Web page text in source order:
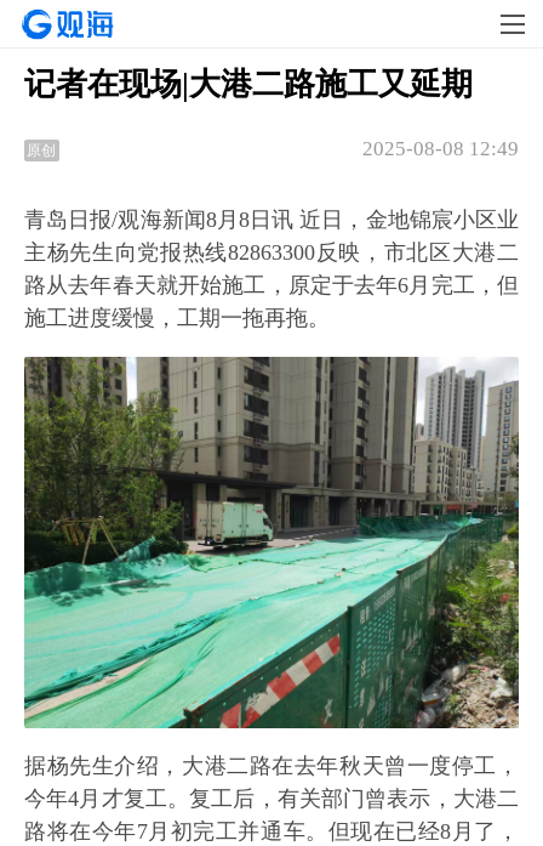
记者在现场|大港二路施工又延期
原创 2025-08-08 12:49
青岛日报/观海新闻8月8日讯 近日，金地锦宸小区业
主杨先生向党报热线82863300反映，市北区大港二
路从去年春天就开始施工，原定于去年6月完工，但
施工进度缓慢，工期一拖再拖。
据杨先生介绍，大港二路在去年秋天曾一度停工，
今年4月才复工。复工后，有关部门曾表示，大港二
路将在今年7月初完工并通车。但现在已经8月了，